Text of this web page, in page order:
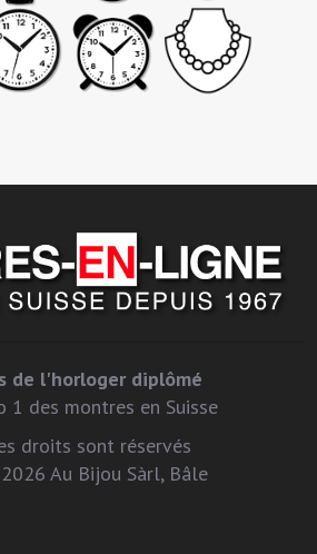
de l'horloger diplômé
1 des montres en Suisse
droits sont réservés
Au Bijou Sàrl, Bâle